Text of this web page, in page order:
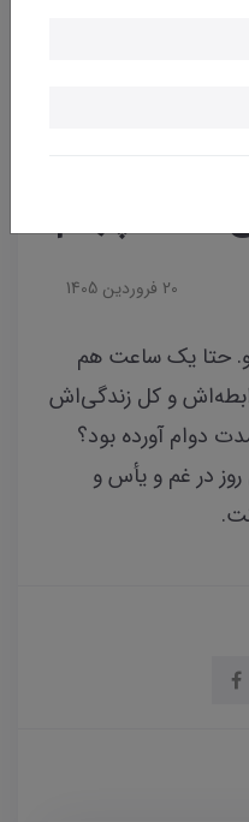
20 فروردین 1405
حتا یک ساعت هم
و کل زندگی‌اش
دوام آورده بود؟
در غم و یأس و